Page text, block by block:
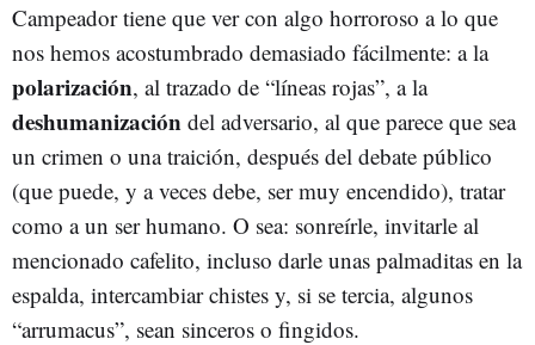
Campeador tiene que ver con algo horroroso a lo que
nos hemos acostumbrado demasiado fácilmente: a la
polarización, al trazado de “líneas rojas”, a la
deshumanización del adversario, al que parece que sea
un crimen o una traición, después del debate público
(que puede, y a veces debe, ser muy encendido), tratar
como a un ser humano. O sea: sonreírle, invitarle al
mencionado cafelito, incluso darle unas palmaditas en la
espalda, intercambiar chistes y, si se tercia, algunos
“arrumacus”, sean sinceros o fingidos.